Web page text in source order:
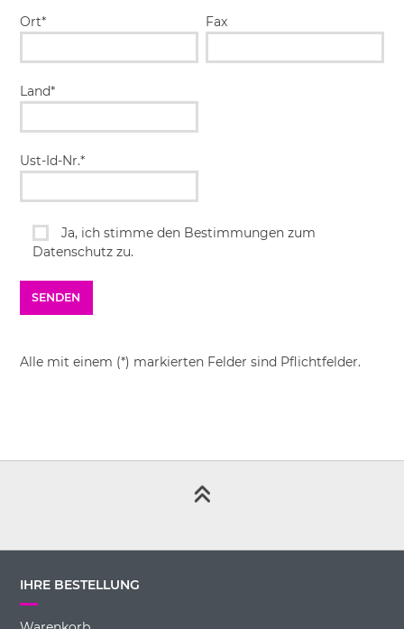
Ort*
Land*
Ust-Id-Nr.*
Fax
Ja, ich stimme den Bestimmungen zum
Datenschutz zu.
Alle mit einem (*) markierten Felder sind Pflichtfelder.
IHRE BESTELLUNG